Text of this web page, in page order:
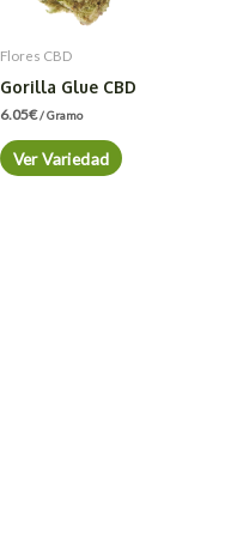
Flores CBD
Gorilla Glue CBD
6.05€/ Gramo
Ver Variedad